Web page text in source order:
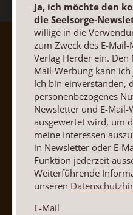
AGB und
Vertrag widerrufen
Ja, ich möchte den
die Seelsorge-
willige in die
zum Zweck des E-
Verlag Herder ein.
Mail-Werbung kann
Ich bin einverstanden,
personenbezogenes
Newsletter und E-Mail-
ausgewertet wird, um
meine Interessen
in Newsletter oder E-
Funktion jederzeit
Weiterführende
unseren
E-Mail